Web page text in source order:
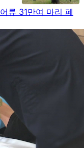
류 31만여 마리 폐